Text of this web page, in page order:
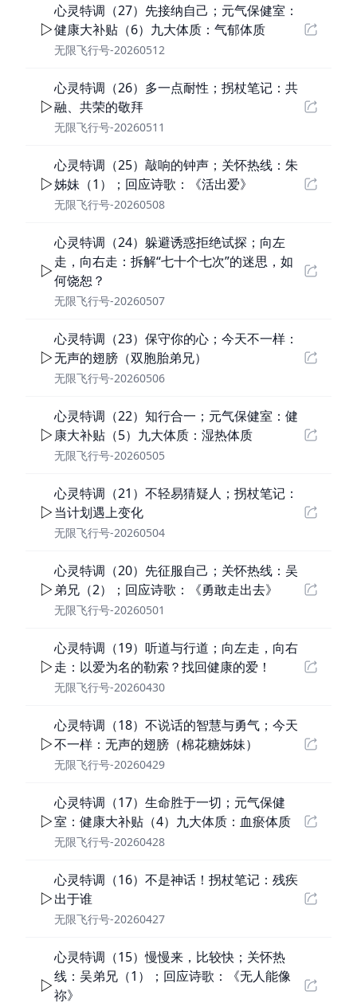
心灵特调（27）先接纳自己；元气保健室：
健康大补贴（6）九大体质：气郁体质
无限飞行号-20260512
心灵特调（26）多一点耐性；拐杖笔记：共
融、共荣的敬拜
无限飞行号-20260511
心灵特调（25）敲响的钟声；关怀热线：朱
姊妹（1）；回应诗歌：《活出爱》
无限飞行号-20260508
心灵特调（24）躲避诱惑拒绝试探；向左
走，向右走：拆解“七十个七次”的迷思，如
何饶恕？
无限飞行号-20260507
心灵特调（23）保守你的心；今天不一样：
无声的翅膀（双胞胎弟兄）
无限飞行号-20260506
心灵特调（22）知行合一；元气保健室：健
康大补贴（5）九大体质：湿热体质
无限飞行号-20260505
心灵特调（21）不轻易猜疑人；拐杖笔记：
当计划遇上变化
无限飞行号-20260504
心灵特调（20）先征服自己；关怀热线：吴
弟兄（2）；回应诗歌：《勇敢走出去》
无限飞行号-20260501
心灵特调（19）听道与行道；向左走，向右
走：以爱为名的勒索？找回健康的爱！
无限飞行号-20260430
心灵特调（18）不说话的智慧与勇气；今天
不一样：无声的翅膀（棉花糖姊妹）
无限飞行号-20260429
心灵特调（17）生命胜于一切；元气保健
室：健康大补贴（4）九大体质：血瘀体质
无限飞行号-20260428
心灵特调（16）不是神话！拐杖笔记：残疾
出于谁
无限飞行号-20260427
心灵特调（15）慢慢来，比较快；关怀热
线：吴弟兄（1）；回应诗歌：《无人能像
祢》